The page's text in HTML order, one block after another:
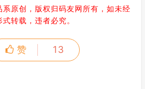
系原创，版权归码友网所有，如未经
转载，违者必究。
赞 13